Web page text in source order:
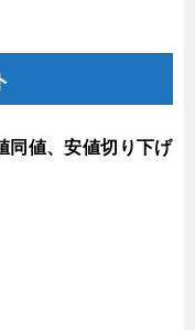
同値、安値切り下げ